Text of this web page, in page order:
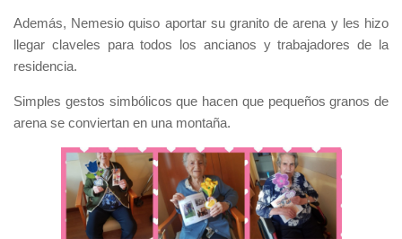
Además, Nemesio quiso aportar su granito de arena y les hizo
llegar claveles para todos los ancianos y trabajadores de la
residencia.
Simples gestos simbólicos que hacen que pequeños granos de
arena se conviertan en una montaña.